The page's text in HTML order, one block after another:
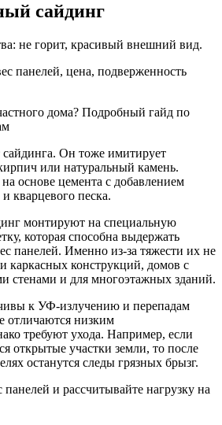
сайдинг
не горит, красивый внешний вид.
панелей, цена, подверженность
сайдинга. Он тоже имитирует
или натуральный камень.
основе цемента с добавлением
кварцевого песка.
монтируют на специальную
которая способна выдержать
панелей. Именно из-за тяжести их не
каркасных конструкций, домов с
стенами и для многоэтажных зданий.
к УФ-излучению и перепадам
отличаются низким
требуют ухода. Например, если
открытые участки земли, то после
останутся следы грязных брызг.
и рассчитывайте нагрузку на